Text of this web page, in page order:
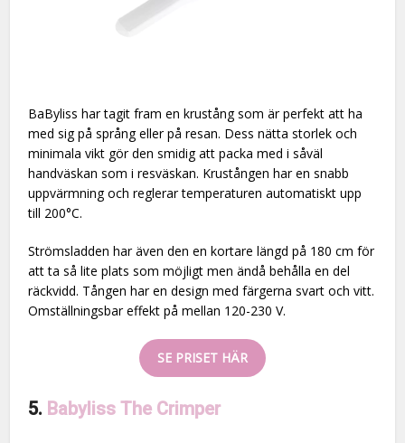
BaByliss har tagit fram en krustång som är perfekt att ha
med sig på språng eller på resan. Dess nätta storlek och
minimala vikt gör den smidig att packa med i såväl
handväskan som i resväskan. Krustången har en snabb
uppvärmning och reglerar temperaturen automatiskt upp
till 200°C.
Strömsladden har även den en kortare längd på 180 cm för
att ta så lite plats som möjligt men ändå behålla en del
räckvidd. Tången har en design med färgerna svart och vitt.
Omställningsbar effekt på mellan 120-230 V.
SE PRISET HÄR
5. Babyliss The Crimper